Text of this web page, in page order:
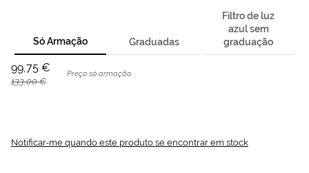
Só Armação
99,75 €
133,00 €
Preço só armação
Graduadas
Filtro de luz
azul sem
graduação
Notificar-me quando este produto se encontrar em stock